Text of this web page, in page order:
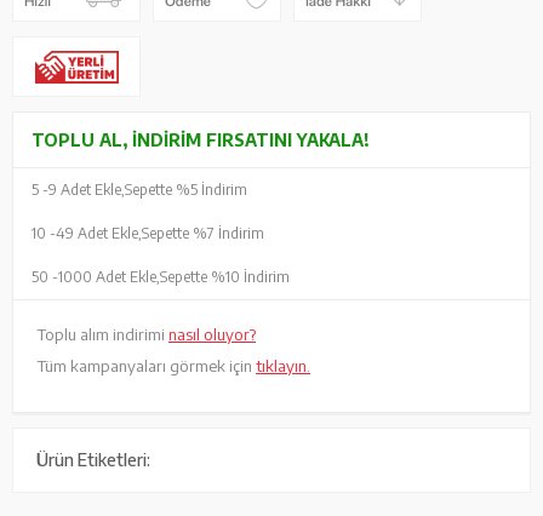
TOPLU AL, İNDIRIM FIRSATINI YAKALA!
5 -9 Adet Ekle, Sepette %5 İndirim
10 -49 Adet Ekle, Sepette %7 İndirim
50 -1000 Adet Ekle, Sepette %10 İndirim
Toplu alım indirimi nasıl oluyor?
Tüm kampanyaları görmek için tıklayın.
Ürün Etiketleri: